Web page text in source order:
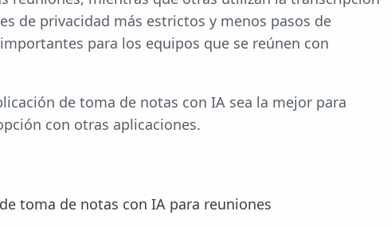
de privacidad más estrictos y menos pasos de
para los equipos que se reúnen con
de toma de notas con IA sea la mejor para
con otras aplicaciones.
toma de notas con IA para reuniones